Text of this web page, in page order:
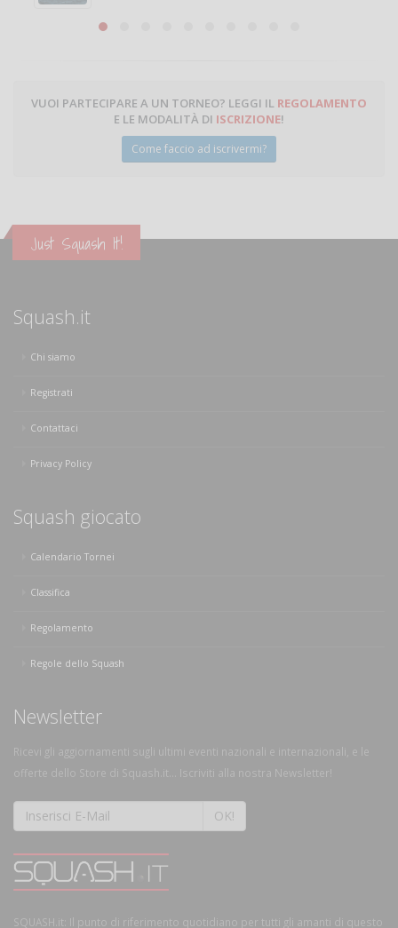
VUOI PARTECIPARE A UN TORNEO? LEGGI IL REGOLAMENTO
E LE MODALITÀ DI ISCRIZIONE!
Come faccio ad iscrivermi?
Just Squash It!
Squash.it
Chi siamo
Registrati
Contattaci
Privacy Policy
Squash giocato
Calendario Tornei
Classifica
Regolamento
Regole dello Squash
Newsletter
Ricevi gli aggiornamenti sugli ultimi eventi nazionali e internazionali, e le
offerte dello Store di Squash.it... Iscriviti alla nostra Newsletter!
OK!
SQUASH.it: Il punto di riferimento quotidiano per tutti gli amanti di questo